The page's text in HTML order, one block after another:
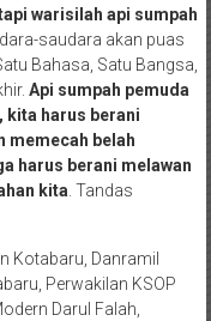
warisilah api sumpah
saudara akan puas
Bahasa, Satu Bangsa,
Api sumpah pemuda
kita harus berani
memecah belah
harus berani melawan
kita. Tandas
Kotabaru, Danramil
Perwakilan KSOP
Darul Falah,